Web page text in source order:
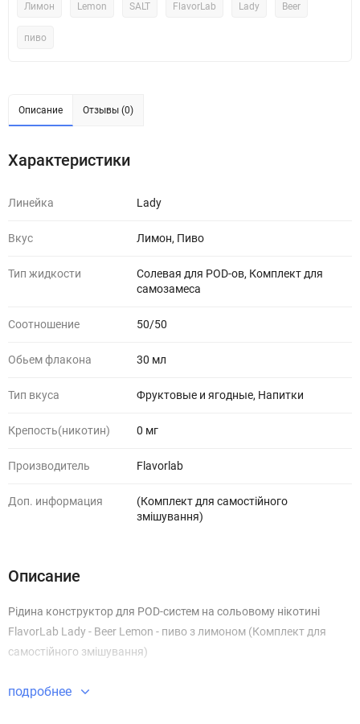
Лимон Lemon SALT FlavorLab Lady Beer
пиво
Описание Отзывы (0)
Характеристики
Линейка Lady
Вкус Лимон, Пиво
Тип жидкости
Солевая для POD-ов, Комплект для
самозамеса
Соотношение 50/50
Обьем флакона 30 мл
Тип вкуса Фруктовые и ягодные, Напитки
Крепость(никотин) 0 мг
Производитель Flavorlab
Доп. информация
(Комплект для самостійного
змішування)
Описание
Рідина конструктор для POD-систем на сольовому нікотині
FlavorLab Lady - Beer Lemon - пиво з лимоном (Комплект для
самостійного змішування)
подробнее